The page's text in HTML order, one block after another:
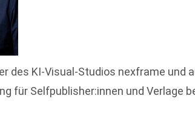
des KI-Visual-Studios nexframe und
für Selfpublisher:innen und Verlage